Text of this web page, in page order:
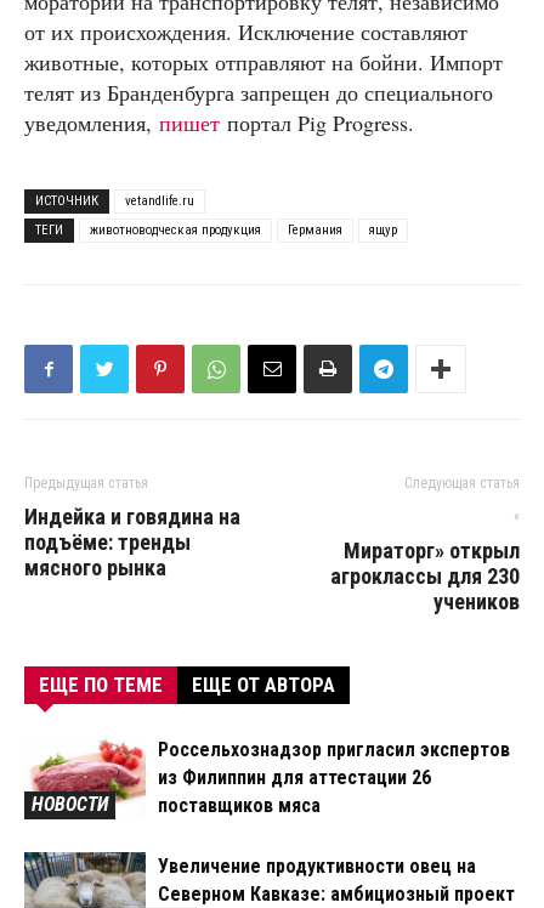
от их происхождения. Исключение составляют
животные, которых отправляют на бойни. Импорт
телят из Бранденбурга запрещен до специального
уведомления, пишет портал Pig Progress.
ИСТОЧНИК
vetandlife.ru
ТЕГИ
животноводческая продукция Германия ящур
Предыдущая статья
Индейка и говядина на
подъёме: тренды
мясного рынка
Следующая статья
«
Мираторг» открыл
агроклассы для 230
учеников
ЕЩЕ ПО ТЕМЕ ЕЩЕ ОТ АВТОРА
НОВОСТИ
Россельхознадзор пригласил экспертов
из Филиппин для аттестации 26
поставщиков мяса
Увеличение продуктивности овец на
Северном Кавказе: амбициозный проект